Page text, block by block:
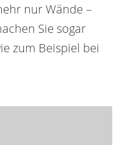
nur Wände –
Sie sogar
zum Beispiel bei